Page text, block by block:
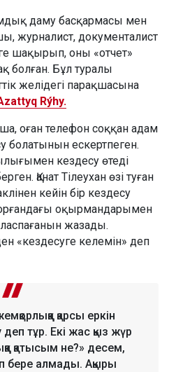
даму басқармасы мен
журналист, документалист
шақырып, оны «отчет»
болған. Бұл туралы
желідегі парақшасына
Rýhy.
оған телефон соққан адам
болатынын ескертпеген.
кездесу өтеді
Қанат Тілеухан өзі туған
кейін бір кездесу
оқырмандарымен
жазады.
«кездесуге келемін» деп
қарсы еркін
тұр. Екі жас қыз жүр
қатысым не?» десем,
бере алмады. Ақыры